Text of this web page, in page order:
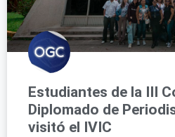
Estudiantes de la III
Diplomado de
visitó el IVIC